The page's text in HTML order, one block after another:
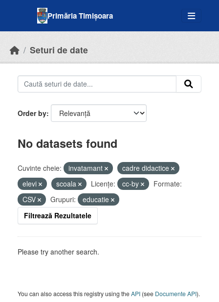
Primăria Timișoara
Seturi de date
Order by
No datasets found
Cuvinte cheie: invatamant
cadre didactice
elevi
scoala Licenţe: cc-by
Formate:
CSV
Grupuri:
educatie
Filtrează Rezultatele
Please try another search.
You can also access this registry using theAPI (see Documente API).